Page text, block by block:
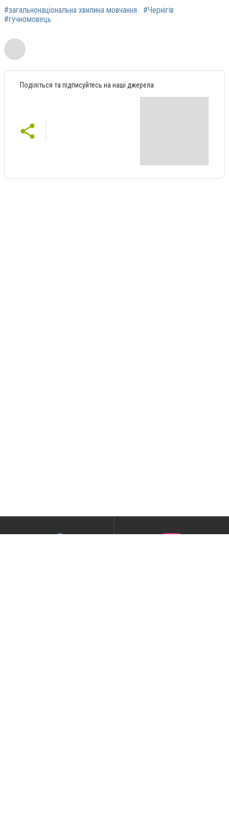
#загальнонаціональна хвилина мовчання
#Чернігів
#гучномовець
Поділіться та підписуйтесь на наші джерела